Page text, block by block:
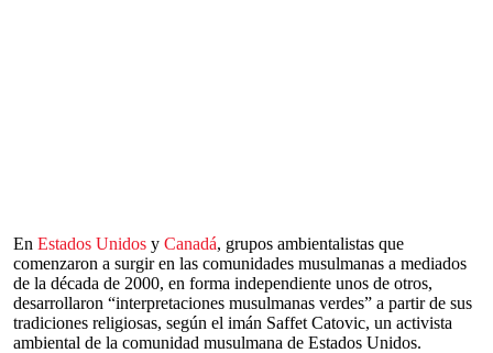
En Estados Unidos y Canadá, grupos ambientalistas que
comenzaron a surgir en las comunidades musulmanas a mediados
de la década de 2000, en forma independiente unos de otros,
desarrollaron “interpretaciones musulmanas verdes” a partir de sus
tradiciones religiosas, según el imán Saffet Catovic, un activista
ambiental de la comunidad musulmana de Estados Unidos.